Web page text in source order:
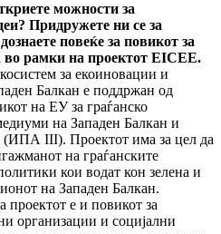
можности за
Придружете ни се за
повеќе за повикот за
во рамки на проектот EICEE.
за екоиновации и
Балкан е поддржан од
на ЕУ за граѓанско
на Западен Балкан и
(ИПА III). Проектот има за цел да
на граѓанските
кои водат кон зелена и
на Западен Балкан.
проектот е и повикот за
организации и социјални